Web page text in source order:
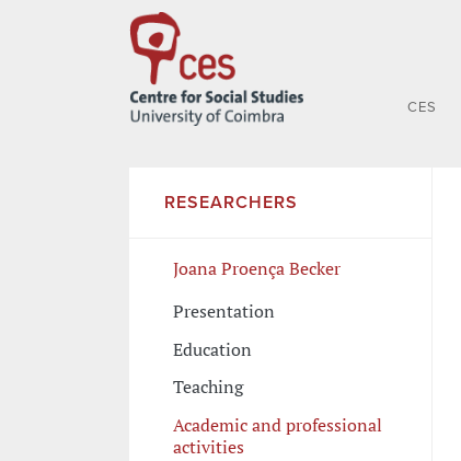
CES
RESEARCHERS
Joana Proença Becker
Presentation
Education
Teaching
Academic and professional
activities